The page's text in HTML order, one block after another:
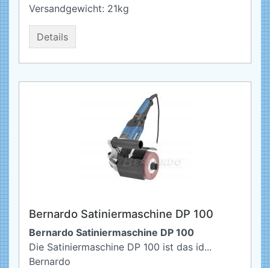
Versandgewicht: 21kg
Details
Bernardo Satiniermaschine DP 100
Bernardo Satiniermaschine DP 100
Die Satiniermaschine DP 100 ist das id...
Bernardo